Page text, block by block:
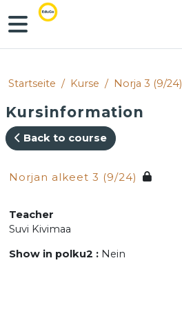
Zum Hauptinhalt
Website-Übersicht
Startseite Kurse Norja 3 (9/24)
Kursinformation
Back to course
Norjan alkeet 3 (9/24)
Teacher
Suvi Kivimaa
Show in polku2 : Nein